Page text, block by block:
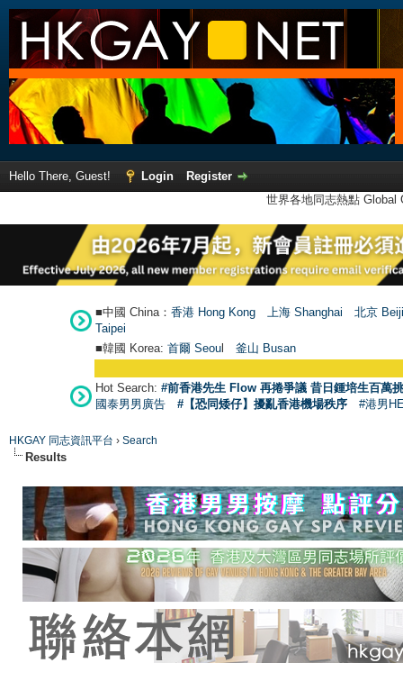
Hello There, Guest! Login
Register
世界各地同志熱點
■中國 China： 香港 Hong Kong 上海 Shanghai
北京
Taipei
■韓國 Korea: 首爾 Seoul 釜山 Busan
Hot Search: #前香港先生 Flow 再捲爭議 昔日鍾培生百萬
國泰男男廣告
#【恐同矮仔】擾亂香港機場秩序 #港男
HKGAY 同志資訊平台 › Search
Results